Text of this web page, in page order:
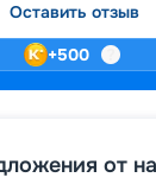
Оставить отзыв
+500
от